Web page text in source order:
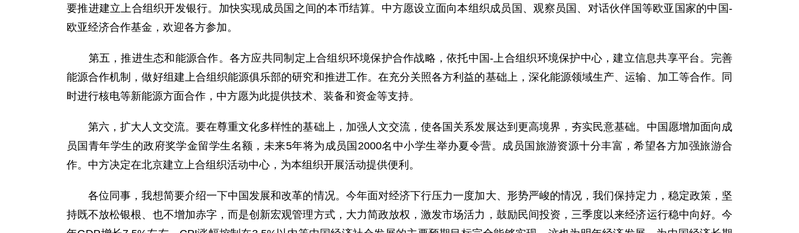
要推进建立上合组织开发银行。加快实现成员国之间的本币结算。中方愿设立面向本组织成员国、观察员国、对话伙伴国等欧亚国家的中国-
欧亚经济合作基金，欢迎各方参加。
第五，推进生态和能源合作。各方应共同制定上合组织环境保护合作战略，依托中国-上合组织环境保护中心，建立信息共享平台。完善
能源合作机制，做好组建上合组织能源俱乐部的研究和推进工作。在充分关照各方利益的基础上，深化能源领域生产、运输、加工等合作。同
时进行核电等新能源方面合作，中方愿为此提供技术、装备和资金等支持。
第六，扩大人文交流。要在尊重文化多样性的基础上，加强人文交流，使各国关系发展达到更高境界，夯实民意基础。中国愿增加面向成
员国青年学生的政府奖学金留学生名额，未来5年将为成员国2000名中小学生举办夏令营。成员国旅游资源十分丰富，希望各方加强旅游合
作。中方决定在北京建立上合组织活动中心，为本组织开展活动提供便利。
各位同事，我想简要介绍一下中国发展和改革的情况。今年面对经济下行压力一度加大、形势严峻的情况，我们保持定力，稳定政策，坚
持既不放松银根、也不增加赤字，而是创新宏观管理方式，大力简政放权，激发市场活力，鼓励民间投资，三季度以来经济运行稳中向好。今